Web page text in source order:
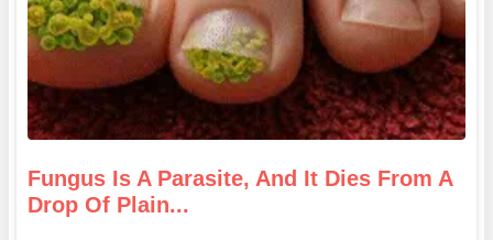
Fungus Is A Parasite, And It Dies From A
Drop Of Plain...